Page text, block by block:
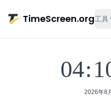
TimeScreen.org工具
04:
2026年8